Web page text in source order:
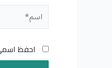
اسم*
احفظ